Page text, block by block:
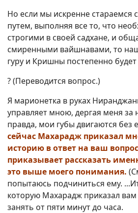
Но если мы искренне стараемся
путем, выполняя все то, что
строгими в своей садхане, и
смиренными вайшнавами, то
гуру и Кришны постепенно будет
? (Переводится вопрос.)
Я марионетка в руках
управляет мною, дергая меня за
правда, мои губы двигаются без
сейчас Махарадж приказал
историю в ответ на ваш
приказывает рассказать
это выше моего понимания.
попытаюсь подчиниться ему.
которую Махарадж приказал вам
занять от пяти минут до часа.